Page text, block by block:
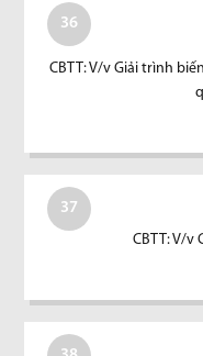
36
CBTT: V/v Giải trình
37
CBTT: V/v